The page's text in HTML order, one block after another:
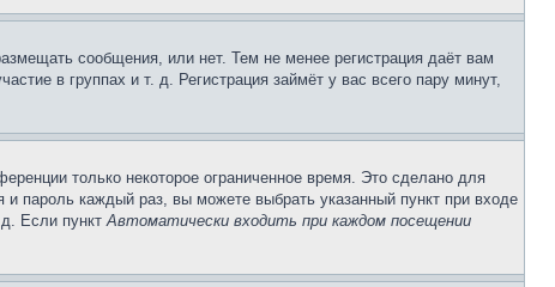
сообщения, или нет. Тем не менее регистрация даёт вам
в группах и т. д. Регистрация займёт у вас всего пару минут,
только некоторое ограниченное время. Это сделано для
и пароль каждый раз, вы можете выбрать указанный пункт при входе
д. Если пунктАвтоматически входить при каждом посещении